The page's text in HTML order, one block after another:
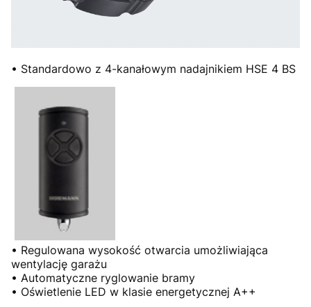
• Standardowo z 4-kanałowym nadajnikiem HSE 4 BS
• Regulowana wysokość otwarcia umożliwiająca
wentylację garażu
• Automatyczne ryglowanie bramy
• Oświetlenie LED w klasie energetycznej A++